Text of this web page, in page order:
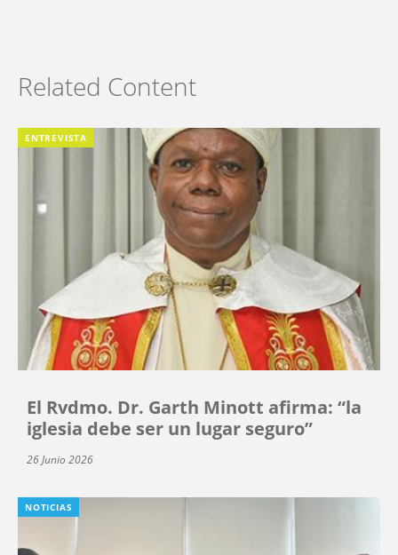
Related Content
ENTREVISTA
El Rvdmo. Dr. Garth Minott afirma: “la
iglesia debe ser un lugar seguro”
26 Junio 2026
NOTICIAS